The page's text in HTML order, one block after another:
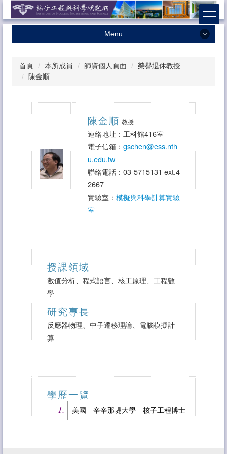
到
Menu
本所簡介
學術研究
招生相關
課程資訊
獎助學金
系友專區
法規辦法
表格下載
特色儀器技術服務
聯絡方式
首頁 本所成員 師資個人頁面
榮譽退休教授
陳金順
陳金順 教授
連絡地址：工科館416室
電子信箱： gschen@ess.nth
u.edu.tw
聯絡電話：03-5715131 ext.4
2667
實驗室： 模擬與科學計算實驗
室
授課領域
數值分析、程式語言、核工原理、工程數
學
研究專長
反應器物理、中子遷移理論、電腦模擬計
算
學歷一覽
美國 辛辛那堤大學 核子工程博士